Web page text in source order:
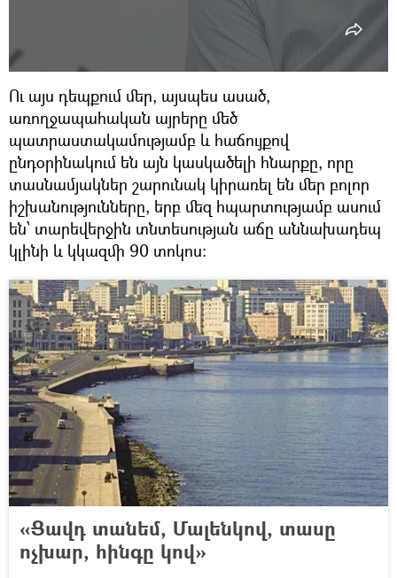
Ու այս դեպքում մեր, այսպես ասած,
առողջապահական այրերը մեծ
պատրաստակամությամբ և հաճույքով
ընդօրինակում են այն կասկածելի հնարքը, որը
տասնամյակներ շարունակ կիրառել են մեր բոլոր
իշխանությունները, երբ մեզ հպարտությամբ ասում
են՝ տարեվերջին տնտեսության աճը աննախադեպ
կլինի և կկազմի 90 տոկոս։
«Ցավդ տանեմ, Մալենկով, տասը
ոչխար, հինգը կով»